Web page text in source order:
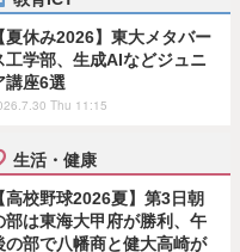
【夏休み2026】東大メタバー
工学部、生成AIなどジュニ
講座6選
Thu 11:15
生活・健康
【高校野球2026夏】第3日朝
部は東海大甲府が勝利、午
の部で八幡商と健大高崎が